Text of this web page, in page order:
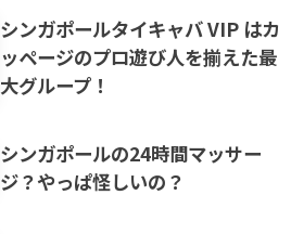
シンガポールタイキャバ VIP はカ
ッページのプロ遊び人を揃えた最
大グループ！
シンガポールの24時間マッサー
ジ？やっぱ怪しいの？